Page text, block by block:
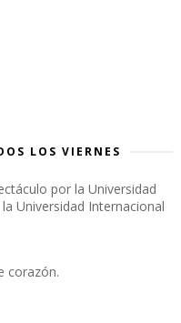
LOS VIERNES
por la Universidad
Universidad Internacional
corazón.